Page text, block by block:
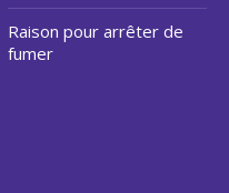
Raison pour arrêter de
fumer